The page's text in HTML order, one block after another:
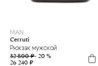
MAN
Cerruti
Рюкзак мужской
32 800 ₽- 20 %
26 240 ₽